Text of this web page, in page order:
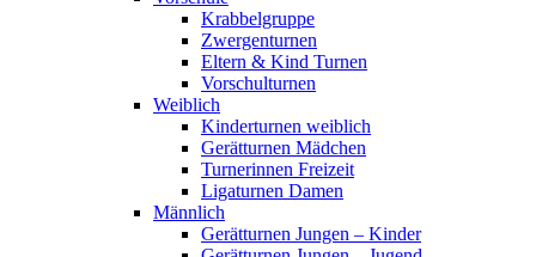
Krabbelgruppe
Zwergenturnen
Eltern & Kind Turnen
Vorschulturnen
Weiblich
Kinderturnen weiblich
Gerätturnen Mädchen
Turnerinnen Freizeit
Ligaturnen Damen
Männlich
Gerätturnen Jungen – Kinder